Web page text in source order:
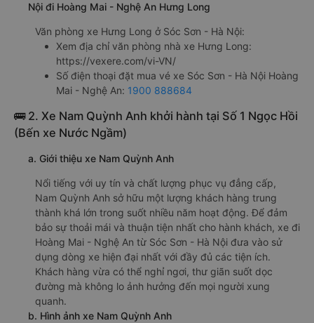
Nội đi Hoàng Mai - Nghệ An Hưng Long
Văn phòng xe Hưng Long ở Sóc Sơn - Hà Nội:
Xem địa chỉ văn phòng nhà xe Hưng Long:
https://vexere.com/vi-VN/
Số điện thoại đặt mua vé xe Sóc Sơn - Hà Nội Hoàng
Mai - Nghệ An: 1900 888684
🚌 2. Xe Nam Quỳnh Anh khởi hành tại Số 1 Ngọc Hồi
(Bến xe Nước Ngầm)
a. Giới thiệu xe Nam Quỳnh Anh
Nổi tiếng với uy tín và chất lượng phục vụ đẳng cấp,
Nam Quỳnh Anh sở hữu một lượng khách hàng trung
thành khá lớn trong suốt nhiều năm hoạt động. Để đảm
bảo sự thoải mái và thuận tiện nhất cho hành khách, xe đi
Hoàng Mai - Nghệ An từ Sóc Sơn - Hà Nội đưa vào sử
dụng dòng xe hiện đại nhất với đầy đủ các tiện ích.
Khách hàng vừa có thể nghỉ ngơi, thư giãn suốt dọc
đường mà không lo ảnh hưởng đến mọi người xung
quanh.
b. Hình ảnh xe Nam Quỳnh Anh